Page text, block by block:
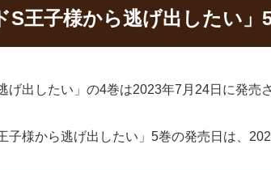
王子様から逃げ出したい」
出したい」の4巻は2023年7月24日に発売
様から逃げ出したい」5巻の発売日は、